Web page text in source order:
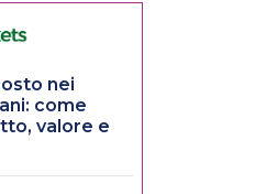
nei
come
valore e